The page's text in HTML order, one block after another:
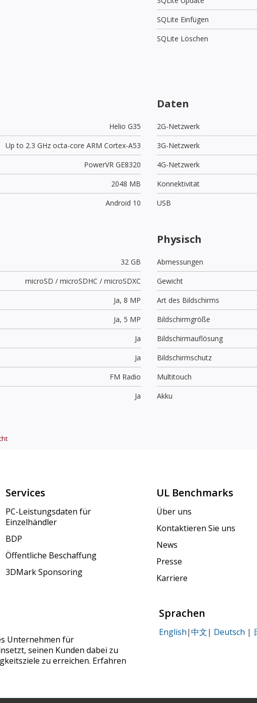
SQLite Einfügen
SQLite Löschen
Helio G35
Up to 2.3 GHz octa-core ARM Cortex-A53
PowerVR GE8320
2048 MB
Android 10
Daten
2G-Netzwerk
3G-Netzwerk
4G-Netzwerk
Konnektivität
USB
32 GB
microSD / microSDHC / microSDXC
Ja, 8 MP
Ja, 5 MP
Ja
Ja
FM Radio
Ja
Physisch
Abmessungen
Gewicht
Art des Bildschirms
Bildschirmgröße
Bildschirmauflösung
Bildschirmschutz
Multitouch
Akku
Services
PC-Leistungsdaten für
Einzelhändler
BDP
Öffentliche Beschaffung
3DMark Sponsoring
UL Benchmarks
Über uns
Kontaktieren Sie uns
News
Presse
Karriere
Unternehmen für
seinen Kunden dabei zu
zu erreichen. Erfahren
Sprachen
English|中文| Deutsch |